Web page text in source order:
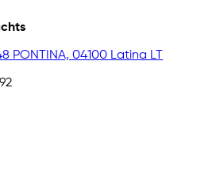
PONTINA, 04100 Latina LT